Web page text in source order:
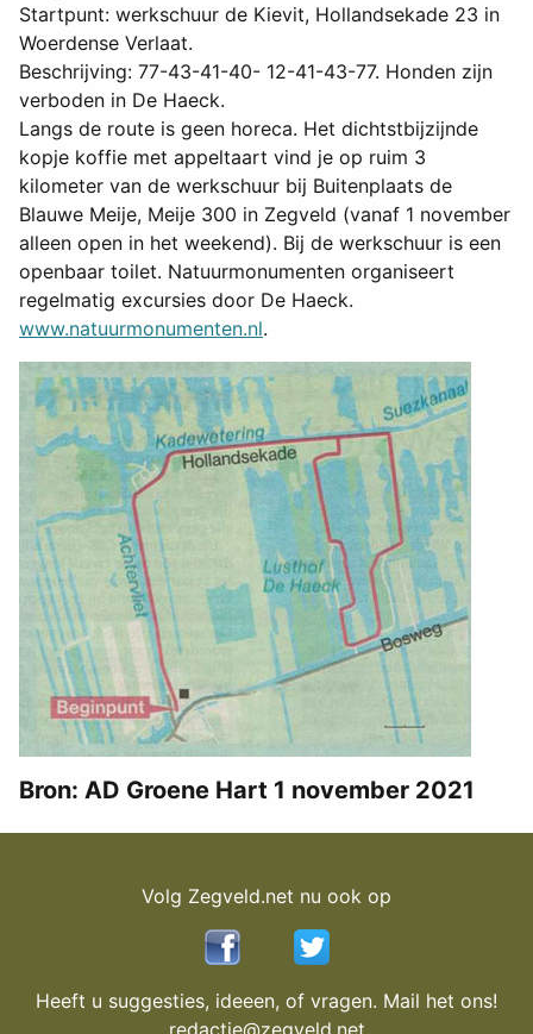
Startpunt: werkschuur de Kievit, Hollandsekade 23 in
Woerdense Verlaat.
Beschrijving: 77-43-41-40- 12-41-43-77. Honden zijn
verboden in De Haeck.
Langs de route is geen horeca. Het dichtstbijzijnde
kopje koffie met appeltaart vind je op ruim 3
kilometer van de werkschuur bij Buitenplaats de
Blauwe Meije, Meije 300 in Zegveld (vanaf 1 november
alleen open in het weekend). Bij de werkschuur is een
openbaar toilet. Natuurmonumenten organiseert
regelmatig excursies door De Haeck.
www.natuurmonumenten.nl.
Bron: AD Groene Hart 1 november 2021
Volg Zegveld.net nu ook op
Heeft u suggesties, ideeen, of vragen. Mail het ons!